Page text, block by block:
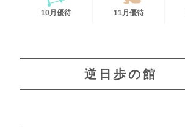
10月優待 11月優待
逆日歩の館